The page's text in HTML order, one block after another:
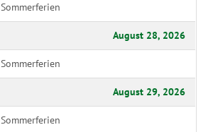
Sommerferien
August 28, 2026
Sommerferien
August 29, 2026
Sommerferien